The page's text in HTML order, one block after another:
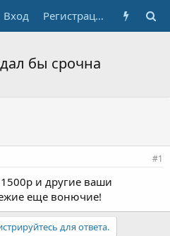
Вход Регистрация
бы срочна
#1
и другие ваши
еще вонючие!
для ответа.